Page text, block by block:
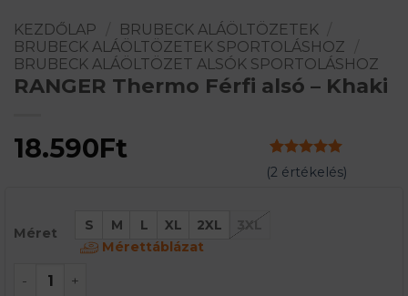
KEZDŐLAP BRUBECK ALÁÖLTÖZETEK
BRUBECK ALÁÖLTÖZETEK SPORTOLÁSHOZ
BRUBECK ALÁÖLTÖZET ALSÓK SPORTOLÁSHOZ
RANGER Thermo Férfi alsó – Khaki
18.590Ft
Értékelés5
az 5-ből,
2
alapján
(2 értékelés)
Méret S M L XL 2XL
3XL
Mérettáblázat
RANGER Thermo Férfi alsó - Khaki mennyiség